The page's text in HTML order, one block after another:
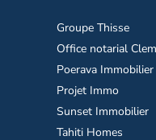
Groupe Thisse
Office notarial
Poerava Immobilier
Projet Immo
Sunset Immobilier
Tahiti Homes